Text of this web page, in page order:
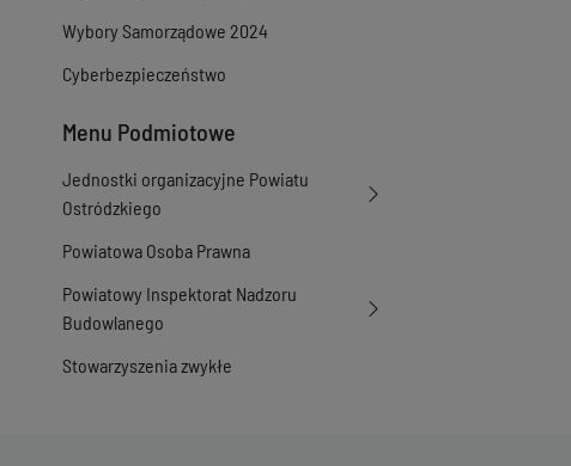
Wybory Samorządowe 2024
Cyberbezpieczeństwo
Menu Podmiotowe
Jednostki organizacyjne Powiatu
Ostródzkiego
Powiatowa Osoba Prawna
Powiatowy Inspektorat Nadzoru
Budowlanego
Stowarzyszenia zwykłe